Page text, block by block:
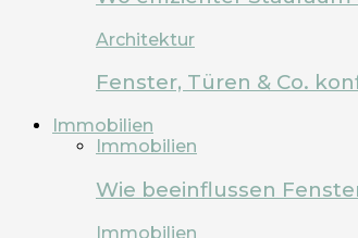
Architektur
Fenster, Türen & Co.
Immobilien
Immobilien
Wie beeinflussen
Immobilien